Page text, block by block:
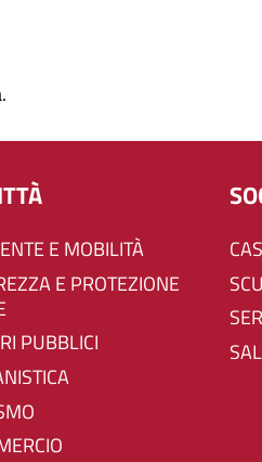
E MOBILITÀ
PUBBLICI